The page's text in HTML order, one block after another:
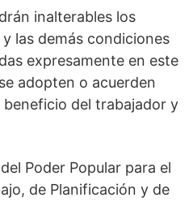
inalterables los
las demás condiciones
expresamente en este
adopten o acuerden
del trabajador y
Poder Popular para el
de Planificación y de